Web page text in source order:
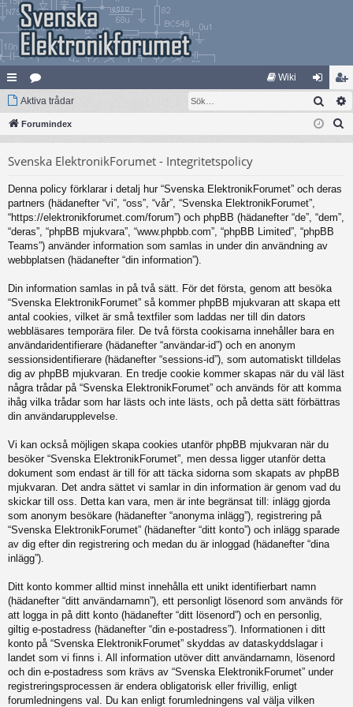
na
bb
ar
at
eg
Wiki
og
ga
li
m
m
Aktiva trådar Sök
Forumindex
Svenska ElektronikForumet - Integritetspolicy
Denna policy förklarar i detalj hur “Svenska ElektronikForumet” och deras
partners (hädanefter “vi”, “oss”, “vår”, “Svenska ElektronikForumet”,
“https://elektronikforumet.com/forum”) och phpBB (hädanefter “de”, “dem”,
“deras”, “phpBB mjukvara”, “www.phpbb.com”, “phpBB Limited”, “phpBB
Teams”) använder information som samlas in under din användning av
webbplatsen (hädanefter “din information”).
Din information samlas in på två sätt. För det första, genom att besöka
“Svenska ElektronikForumet” så kommer phpBB mjukvaran att skapa ett
antal cookies, vilket är små textfiler som laddas ner till din dators
webbläsares temporära filer. De två första cookisarna innehåller bara en
användaridentifierare (hädanefter “användar-id”) och en anonym
sessionsidentifierare (hädanefter “sessions-id”), som automatiskt tilldelas
dig av phpBB mjukvaran. En tredje cookie kommer skapas när du väl läst
några trådar på “Svenska ElektronikForumet” och används för att komma
ihåg vilka trådar som har lästs och inte lästs, och på detta sätt förbättras
din användarupplevelse.
Vi kan också möjligen skapa cookies utanför phpBB mjukvaran när du
besöker “Svenska ElektronikForumet”, men dessa ligger utanför detta
dokument som endast är till för att täcka sidorna som skapats av phpBB
mjukvaran. Det andra sättet vi samlar in din information är genom vad du
skickar till oss. Detta kan vara, men är inte begränsat till: inlägg gjorda
som anonym besökare (hädanefter “anonyma inlägg”), registrering på
“Svenska ElektronikForumet” (hädanefter “ditt konto”) och inlägg sparade
av dig efter din registrering och medan du är inloggad (hädanefter “dina
inlägg”).
Ditt konto kommer alltid minst innehålla ett unikt identifierbart namn
(hädanefter “ditt användarnamn”), ett personligt lösenord som används för
att logga in på ditt konto (hädanefter “ditt lösenord”) och en personlig,
giltig e-postadress (hädanefter “din e-postadress”). Informationen i ditt
konto på “Svenska ElektronikForumet” skyddas av dataskyddslagar i
landet som vi finns i. All information utöver ditt användarnamn, lösenord
och din e-postadress som krävs av “Svenska ElektronikForumet” under
registreringsprocessen är endera obligatorisk eller frivillig, enligt
forumledningens val. Du kan enligt forumledningens val välja vilken